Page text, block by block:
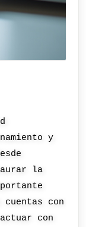
y
la
con
con